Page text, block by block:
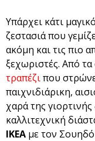
Υπάρχει κάτι
ζεστασιά που
ακόμη και τις πιο
ξεχωριστές. Από
τραπέζιπου
παιχνιδιάρικη,
χαρά της
καλλιτεχνική
ΙΚΕΑ με τον